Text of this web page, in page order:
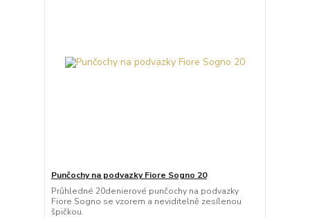
Punčochy na podvazky Fiore Sogno 20
Průhledné 20denierové punčochy na podvazky
Fiore Sogno se vzorem a neviditelně zesílenou
špičkou.